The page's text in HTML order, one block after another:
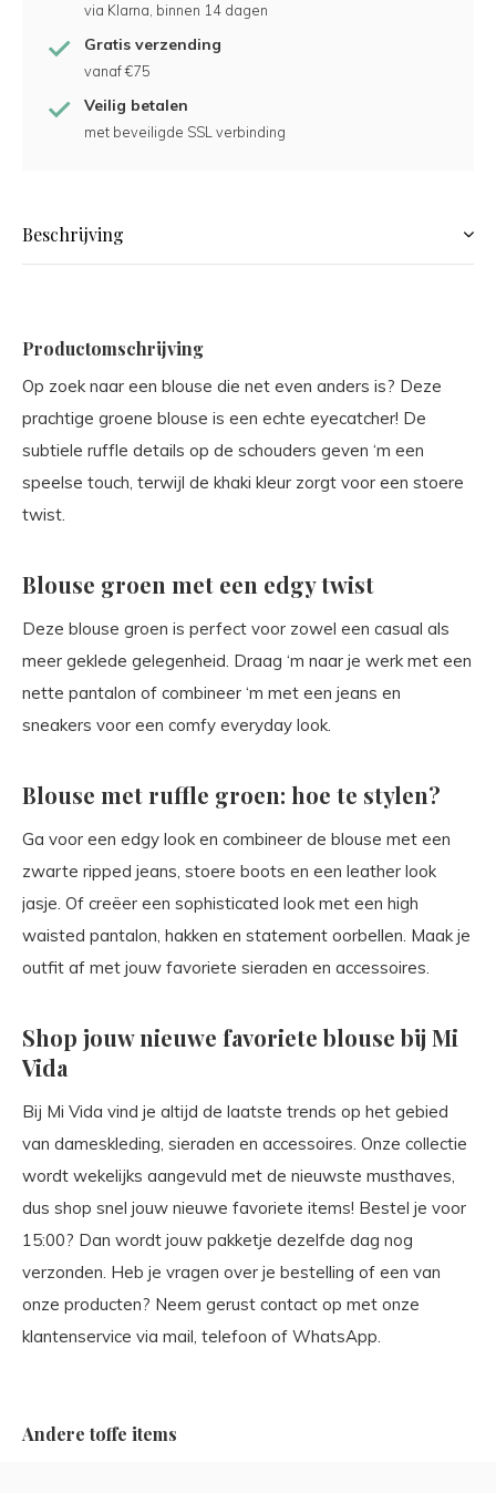
via Klarna, binnen 14 dagen
Gratis verzending
vanaf €75
Veilig betalen
met beveiligde SSL verbinding
Beschrijving
Productomschrijving
Op zoek naar een blouse die net even anders is? Deze
prachtige groene blouse is een echte eyecatcher! De
subtiele ruffle details op de schouders geven ‘m een
speelse touch, terwijl de khaki kleur zorgt voor een stoere
twist.
Blouse groen met een edgy twist
Deze blouse groen is perfect voor zowel een casual als
meer geklede gelegenheid. Draag ‘m naar je werk met een
nette pantalon of combineer ‘m met een jeans en
sneakers voor een comfy everyday look.
Blouse met ruffle groen: hoe te stylen?
Ga voor een edgy look en combineer de blouse met een
zwarte ripped jeans, stoere boots en een leather look
jasje. Of creëer een sophisticated look met een high
waisted pantalon, hakken en statement oorbellen. Maak je
outfit af met jouw favoriete sieraden en accessoires.
Shop jouw nieuwe favoriete blouse bij Mi
Vida
Bij Mi Vida vind je altijd de laatste trends op het gebied
van dameskleding, sieraden en accessoires. Onze collectie
wordt wekelijks aangevuld met de nieuwste musthaves,
dus shop snel jouw nieuwe favoriete items! Bestel je voor
15:00? Dan wordt jouw pakketje dezelfde dag nog
verzonden. Heb je vragen over je bestelling of een van
onze producten? Neem gerust contact op met onze
klantenservice via mail, telefoon of WhatsApp.
Andere toffe items